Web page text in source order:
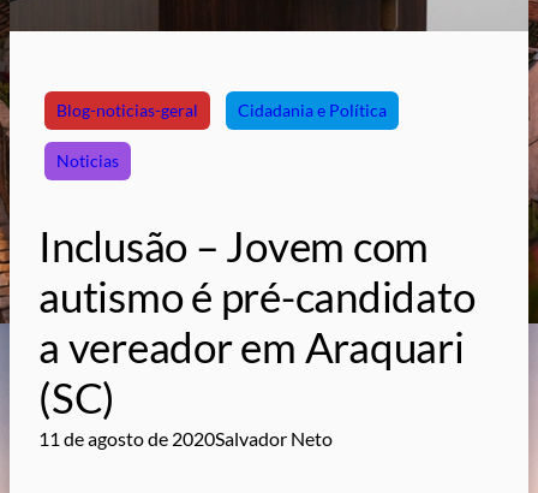
Blog-noticias-geral Cidadania e Política
Noticias
Inclusão – Jovem com
autismo é pré-candidato
a vereador em Araquari
(SC)
11 de agosto de 2020Salvador Neto